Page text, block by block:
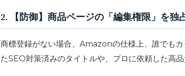
2. 【防御】商品ページの「編集権限」を独
商標登録がない場合、Amazonの仕様上、誰でも
たSEO対策済みのタイトルや、プロに依頼した高